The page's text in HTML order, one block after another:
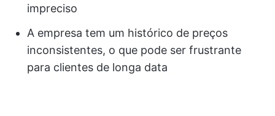
impreciso
A empresa tem um histórico de preços
inconsistentes, o que pode ser frustrante
para clientes de longa data